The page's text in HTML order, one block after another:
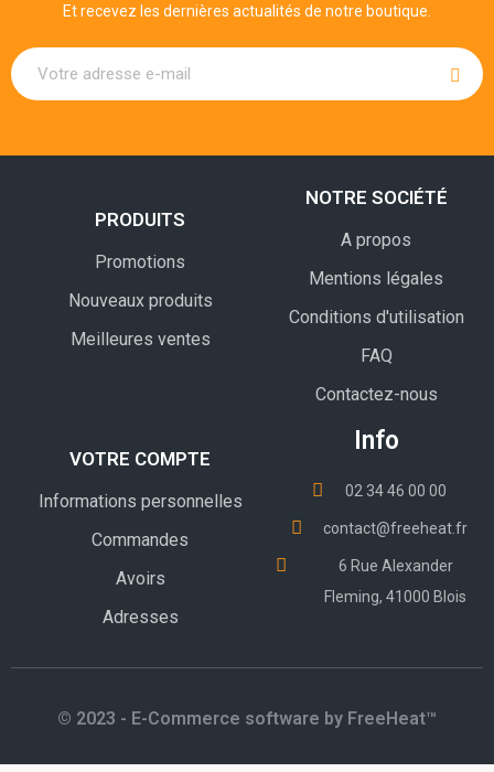
Et recevez les dernières actualités de notre boutique.
PRODUITS
Promotions
Nouveaux produits
Meilleures ventes
NOTRE SOCIÉTÉ
A propos
Mentions légales
Conditions d'utilisation
FAQ
Contactez-nous
VOTRE COMPTE
Informations personnelles
Commandes
Avoirs
Adresses
Info
02 34 46 00 00
contact@freeheat.fr
6 Rue Alexander
Fleming, 41000 Blois
© 2023 - E-Commerce software by FreeHeat™